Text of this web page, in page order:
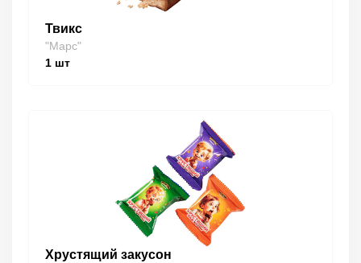
Твикс
"Марс"
1 шт
Хрустящий закусон